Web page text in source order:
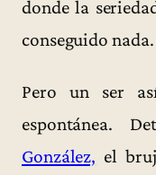
donde la
conseguido nada.
Pero un ser
espontánea.
González, el